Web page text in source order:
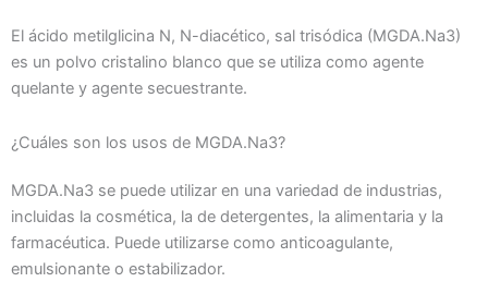
El ácido metilglicina N, N-diacético, sal trisódica (MGDA.Na3)
es un polvo cristalino blanco que se utiliza como agente
quelante y agente secuestrante.
¿Cuáles son los usos de MGDA.Na3?
MGDA.Na3 se puede utilizar en una variedad de industrias,
incluidas la cosmética, la de detergentes, la alimentaria y la
farmacéutica. Puede utilizarse como anticoagulante,
emulsionante o estabilizador.